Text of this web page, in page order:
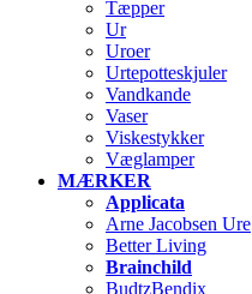
Tæpper
Ur
Uroer
Urtepotteskjuler
Vandkande
Vaser
Viskestykker
Væglamper
MÆRKER
Applicata
Arne Jacobsen Ure
Better Living
Brainchild
BudtzBendix